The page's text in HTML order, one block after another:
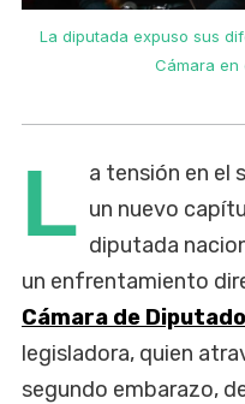
La diputada expuso sus
Cámara en
L a tensión en el
un nuevo
diputada
un enfrentamiento
Cámara de
legisladora, quien
segundo embarazo,